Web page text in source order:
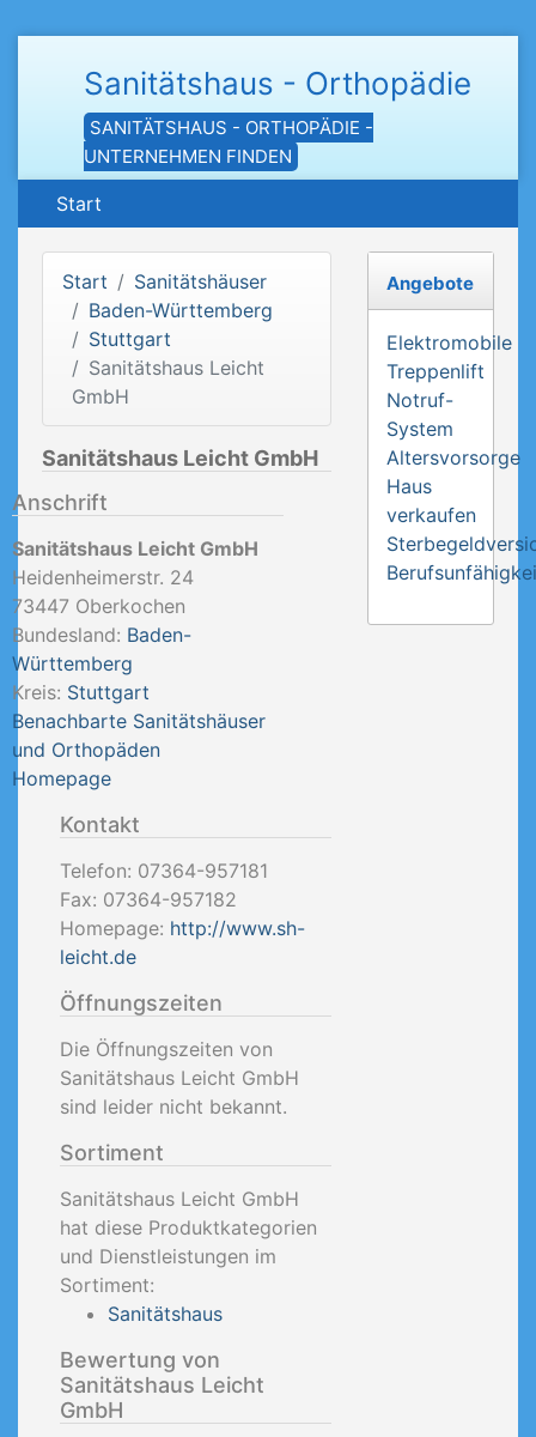
Sanitätshaus - Orthopädie
SANITÄTSHAUS - ORTHOPÄDIE -
UNTERNEHMEN FINDEN
Start
Start
Sanitätshäuser
Baden-Württemberg
Stuttgart
Sanitätshaus Leicht
GmbH
Sanitätshaus Leicht GmbH
Anschrift
Sanitätshaus Leicht GmbH
Heidenheimerstr. 24
73447 Oberkochen
Bundesland: Baden-
Württemberg
Kreis: Stuttgart
Benachbarte Sanitätshäuser
und Orthopäden
Homepage
Kontakt
Telefon: 07364-957181
Fax: 07364-957182
Homepage: http://www.sh-
leicht.de
Öffnungszeiten
Die Öffnungszeiten von
Sanitätshaus Leicht GmbH
sind leider nicht bekannt.
Sortiment
Sanitätshaus Leicht GmbH
hat diese Produktkategorien
und Dienstleistungen im
Sortiment:
Sanitätshaus
Bewertung von
Sanitätshaus Leicht
GmbH
Angebote
Elektromobile
Treppenlift
Notruf-
System
Altersvorsorge
Haus
verkaufen